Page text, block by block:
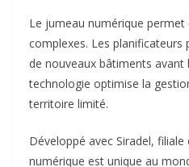
Le jumeau numérique
complexes. Les planificateurs
de nouveaux bâtiments
technologie optimise la
territoire limité.​
Développé avec Siradel, filiale
numérique est unique au